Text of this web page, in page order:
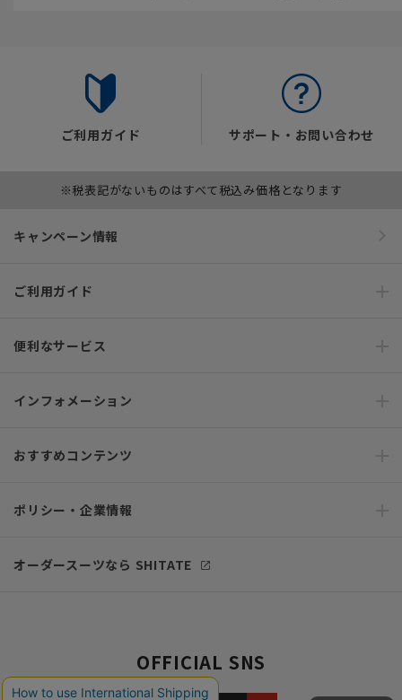
ご利用ガイド サポート・お問い合わせ
※税表記がないものはすべて税込み価格となります
キャンペーン情報
ご利用ガイド
便利なサービス
インフォメーション
おすすめコンテンツ
ポリシー・企業情報
オーダースーツなら SHITATE
OFFICIAL SNS